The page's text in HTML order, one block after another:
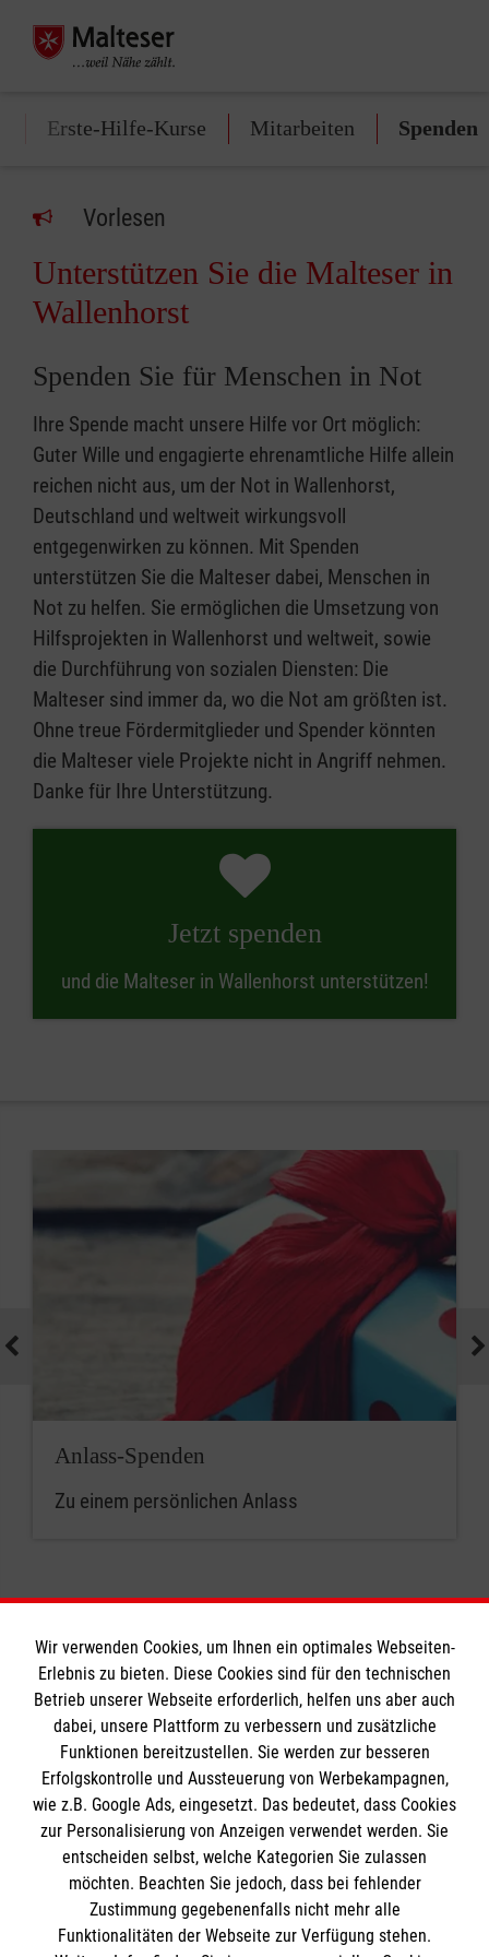
Erste-Hilfe-Kurse Mitarbeiten Spenden
Vorlesen
Unterstützen Sie die Malteser in
Wallenhorst
Spenden Sie für Menschen in Not
Ihre Spende macht unsere Hilfe vor Ort möglich:
Guter Wille und engagierte ehrenamtliche Hilfe allein
reichen nicht aus, um der Not in Wallenhorst,
Deutschland und weltweit wirkungsvoll
entgegenwirken zu können. Mit Spenden
unterstützen Sie die Malteser dabei, Menschen in
Not zu helfen. Sie ermöglichen die Umsetzung von
Hilfsprojekten in Wallenhorst und weltweit, sowie
die Durchführung von sozialen Diensten: Die
Malteser sind immer da, wo die Not am größten ist.
Ohne treue Fördermitglieder und Spender könnten
die Malteser viele Projekte nicht in Angriff nehmen.
Danke für Ihre Unterstützung.
Jetzt spenden
und die Malteser in Wallenhorst unterstützen!
Anlass-Spenden
Zu einem persönlichen Anlass
Informationen
Impressum
Datenschutz
Kontakt
Barrierefreiheit
Die Malteser
Malteser in Deutschland
Malteserorden
Spendenkonto
Wir verwenden Cookies, um Ihnen ein optimales Webseiten-
Erlebnis zu bieten. Diese Cookies sind für den technischen
Betrieb unserer Webseite erforderlich, helfen uns aber auch
dabei, unsere Plattform zu verbessern und zusätzliche
Funktionen bereitzustellen. Sie werden zur besseren
Erfolgskontrolle und Aussteuerung von Werbekampagnen,
wie z.B. Google Ads, eingesetzt. Das bedeutet, dass Cookies
zur Personalisierung von Anzeigen verwendet werden. Sie
entscheiden selbst, welche Kategorien Sie zulassen
möchten. Beachten Sie jedoch, dass bei fehlender
Zustimmung gegebenenfalls nicht mehr alle
Funktionalitäten der Webseite zur Verfügung stehen.